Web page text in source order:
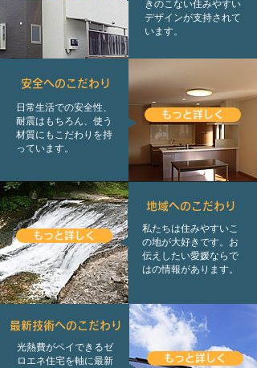
きのこない住みやすい
デザインが支持されて
います。
もっと詳しく
地域へのこだわり
私たちは住みやすいこ
の地が大好きです。お
伝えしたい愛媛ならで
はの情報があります。
もっと詳しく
安全へのこだわり
日常生活での安全性、
耐震はもちろん、使う
材質にもこだわりを持
っています。
もっと詳しく
最新技術へのこだわり
光熱費がペイできるゼ
ロエネ住宅を軸に最新